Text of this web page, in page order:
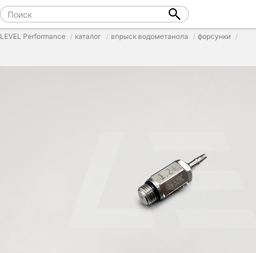
LEVEL Performance каталог впрыск водометанола форсунки